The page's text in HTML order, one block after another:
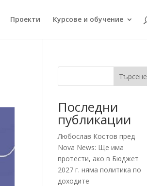
Проекти Курсове и обучение
Търсене
Последни
публикации
Любослав Костов пред
Nova News: Ще има
протести, ако в Бюджет
2027 г. няма политика по
доходите